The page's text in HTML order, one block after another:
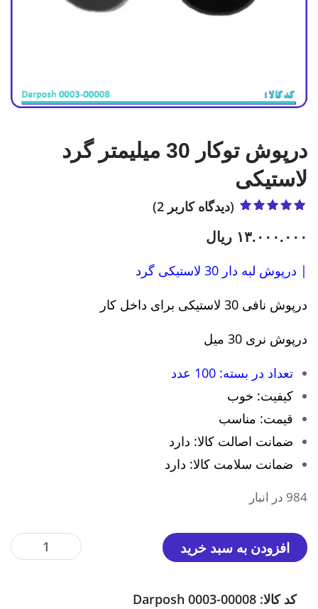
درپوش توکار 30 میلیمتر گرد
لاستیکی
مشتری
(دیدگاه کاربر 2
)
۱۳.۰۰۰.۰۰۰ ریال
| درپوش لبه دار 30 لاستیکی گرد
درپوش نافی 30 لاستیکی برای داخل کار
درپوش نری 30 میل
تعداد در بسته: 100 عدد
کیفیت: خوب
قیمت: مناسب
ضمانت اصالت کالا: دارد
ضمانت سلامت کالا: دارد
984 در انبار
درپوش
افزودن به سبد خرید
کد کالا: Darposh 0003-00008